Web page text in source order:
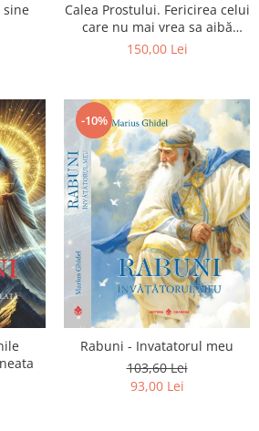
sine
Calea Prostului. Fericirea celui
care nu mai vrea sa aibă
dreptate - Intoarcerea la
150,00 Lei
-10%
Rabuni - Invatatorul meu
103,60 Lei
93,00 Lei